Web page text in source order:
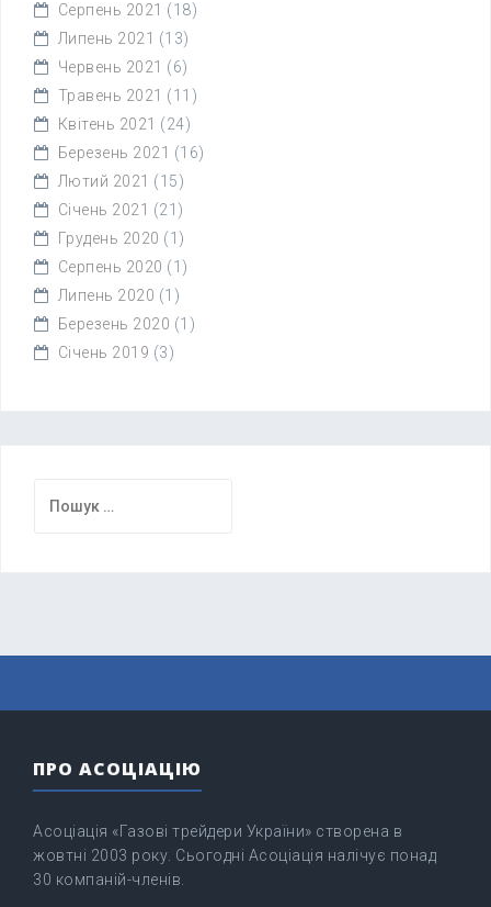
Серпень 2021 (18)
Липень 2021 (13)
Червень 2021 (6)
Травень 2021 (11)
Квітень 2021 (24)
Березень 2021 (16)
Лютий 2021 (15)
Січень 2021 (21)
Грудень 2020 (1)
Серпень 2020 (1)
Липень 2020 (1)
Березень 2020 (1)
Січень 2019 (3)
ПРО АСОЦІАЦІЮ
Асоціація «Газові трейдери України» створена в
жовтні 2003 року. Сьогодні Асоціація налічує понад
30 компаній-членів.